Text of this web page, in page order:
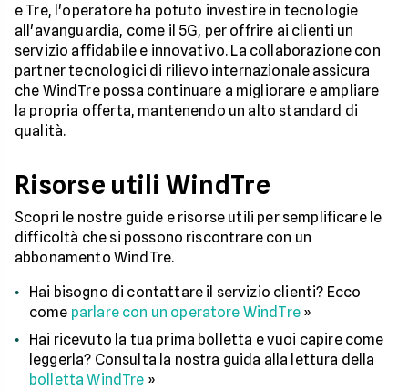
e Tre, l'operatore ha potuto investire in tecnologie
all'avanguardia, come il 5G, per offrire ai clienti un
servizio affidabile e innovativo. La collaborazione con
partner tecnologici di rilievo internazionale assicura
che WindTre possa continuare a migliorare e ampliare
la propria offerta, mantenendo un alto standard di
qualità.
Risorse utili WindTre
Scopri le nostre guide e risorse utili per semplificare le
difficoltà che si possono riscontrare con un
abbonamento WindTre.
Hai bisogno di contattare il servizio clienti? Ecco
come parlare con un operatore WindTre»
Hai ricevuto la tua prima bolletta e vuoi capire come
leggerla? Consulta la nostra guida alla lettura della
bolletta WindTre »